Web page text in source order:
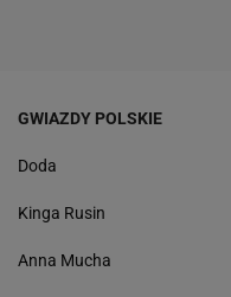
GWIAZDY POLSKIE
Doda
Kinga Rusin
Anna Mucha